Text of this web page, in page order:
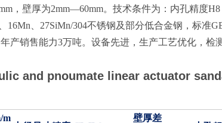
，壁厚为2mm—60mm。技术条件为：内孔精度
16Mn、27SiMn/304不锈钢及部分低合金钢，标准
产销售能力3万吨。设备先进，生产工艺优化，检
and pnoumate linear actuator
m
壁厚差